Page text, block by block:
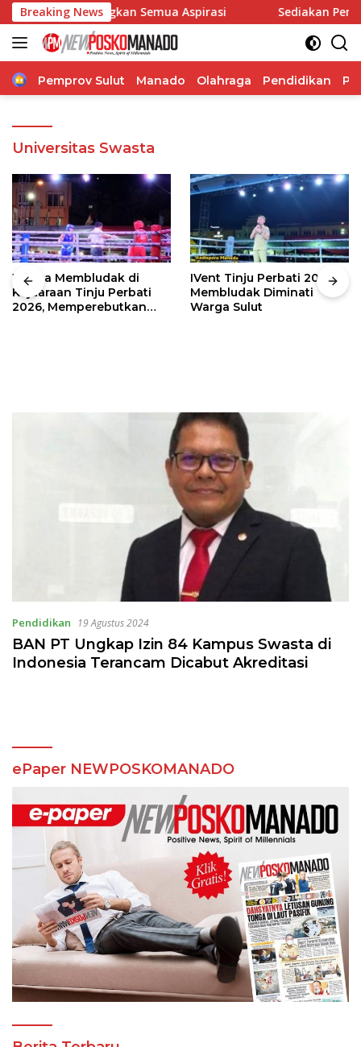
Langsung
ke
konten
Breaking News
Perjuangkan Semua Aspirasi Sediakan
Home
Pemprov Sulut Manado Olahraga Pendidikan
Universitas Swasta
Warga Membludak di
Kejuaraan Tinju Perbati
2026, Memperebutkan
IVent Tinju Perbati 2026
Membludak Diminati
Warga Sulut
Pendidikan 19 Agustus 2024
BAN PT Ungkap Izin 84 Kampus Swasta di
Indonesia Terancam Dicabut Akreditasi
ePaper NEWPOSKOMANADO